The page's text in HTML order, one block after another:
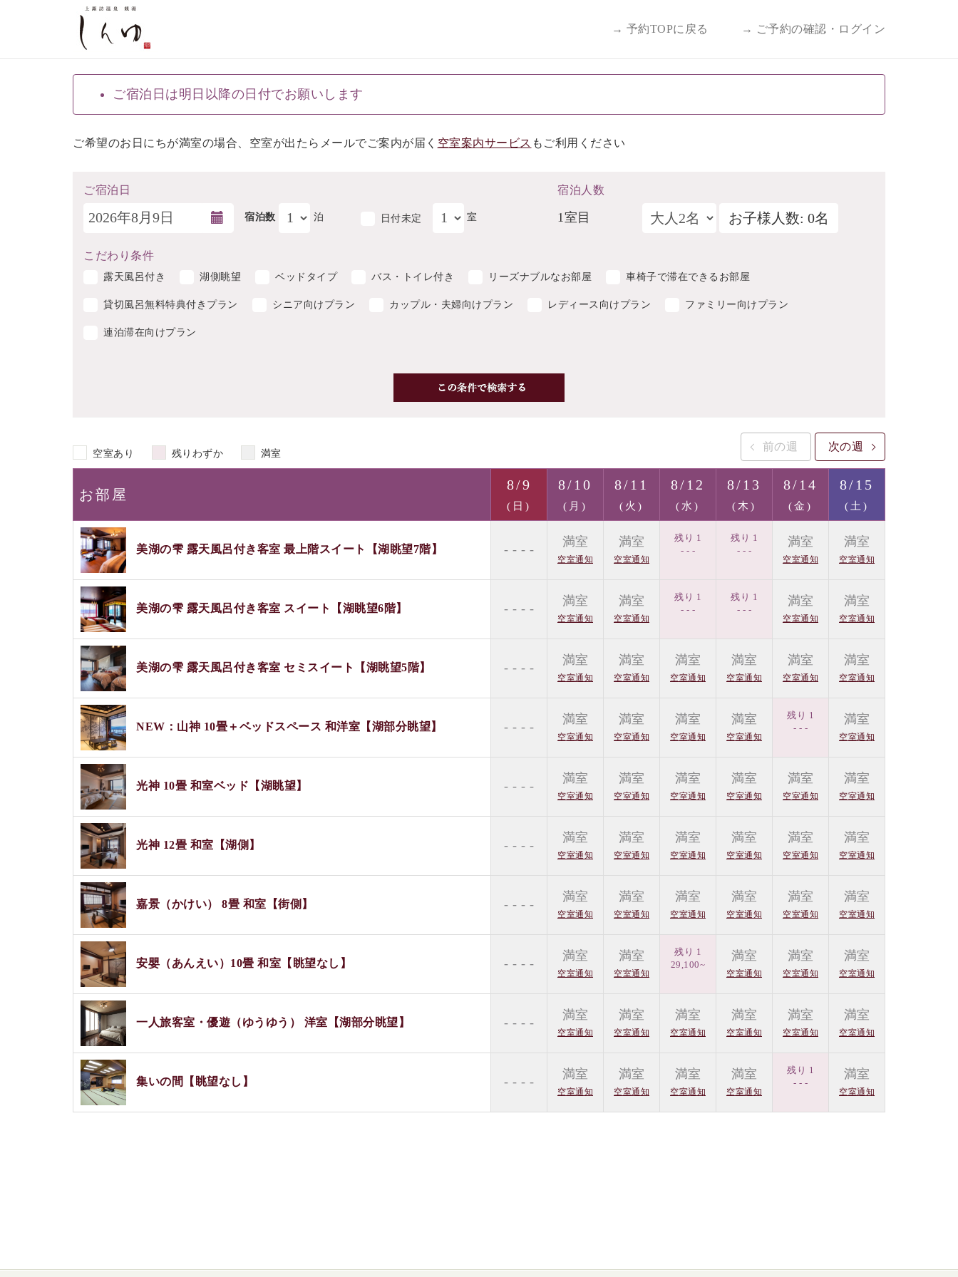
→ 予約TOPに戻る → ご予約の確認・ログイン
ご宿泊日は明日以降の日付でお願いします
ご希望のお日にちが満室の場合、空室が出たらメールでご案内が届く 空室案内サービス もご利用ください
ご宿泊日
宿泊数 泊 日付未定 室
宿泊人数
1室目 お子様人数: 0名
こだわり条件
露天風呂付き 湖側眺望 ベッドタイプ バス・トイレ付き リーズナブルなお部屋 車椅子で滞在できるお部屋
貸切風呂無料特典付きプラン シニア向けプラン カップル・夫婦向けプラン レディース向けプラン ファミリー向けプラン
連泊滞在向けプラン
空室あり 残りわずか 満室
前の週 次の週
お部屋
8/9
(日)
8/10
(月)
8/11
(火)
8/12
(水)
8/13
(木)
8/14
(金)
8/15
(土)
美湖の雫 露天風呂付き客室 最上階スイート【湖眺望7階】 - - - -
満室
空室通知
満室
空室通知
残り 1
- - -
残り 1
- - -
満室
空室通知
満室
空室通知
美湖の雫 露天風呂付き客室 スイート【湖眺望6階】 - - - -
満室
空室通知
満室
空室通知
残り 1
- - -
残り 1
- - -
満室
空室通知
満室
空室通知
美湖の雫 露天風呂付き客室 セミスイート【湖眺望5階】 - - - -
満室
空室通知
満室
空室通知
満室
空室通知
満室
空室通知
満室
空室通知
満室
空室通知
NEW：山神 10畳＋ベッドスペース 和洋室【湖部分眺望】 - - - -
満室
空室通知
満室
空室通知
満室
空室通知
満室
空室通知
残り 1
- - -
満室
空室通知
光神 10畳 和室ベッド【湖眺望】 - - - -
満室
空室通知
満室
空室通知
満室
空室通知
満室
空室通知
満室
空室通知
満室
空室通知
光神 12畳 和室【湖側】 - - - -
満室
空室通知
満室
空室通知
満室
空室通知
満室
空室通知
満室
空室通知
満室
空室通知
嘉景（かけい） 8畳 和室【街側】 - - - -
満室
空室通知
満室
空室通知
満室
空室通知
満室
空室通知
満室
空室通知
満室
空室通知
安嬰（あんえい）10畳 和室【眺望なし】 - - - -
満室
空室通知
満室
空室通知
残り 1
29,100~
満室
空室通知
満室
空室通知
満室
空室通知
一人旅客室・優遊（ゆうゆう） 洋室【湖部分眺望】 - - - -
満室
空室通知
満室
空室通知
満室
空室通知
満室
空室通知
満室
空室通知
満室
空室通知
集いの間【眺望なし】 - - - -
満室
空室通知
満室
空室通知
満室
空室通知
満室
空室通知
残り 1
- - -
満室
空室通知